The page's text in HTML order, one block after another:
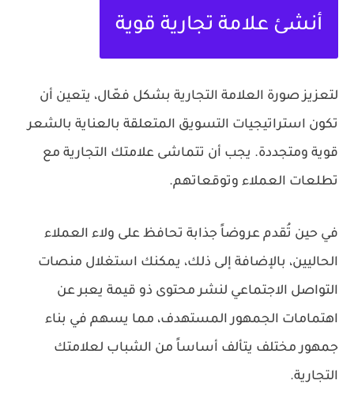
أنشئ علامة تجارية قوية
لتعزيز صورة العلامة التجارية بشكل فعّال، يتعين أن
تكون استراتيجيات التسويق المتعلقة بالعناية بالشعر
قوية ومتجددة. يجب أن تتماشى علامتك التجارية مع
تطلعات العملاء وتوقعاتهم.
في حين تُقدم عروضاً جذابة تحافظ على ولاء العملاء
الحاليين، بالإضافة إلى ذلك، يمكنك استغلال منصات
التواصل الاجتماعي لنشر محتوى ذو قيمة يعبر عن
اهتمامات الجمهور المستهدف، مما يسهم في بناء
جمهور مختلف يتألف أساساً من الشباب لعلامتك
التجارية.